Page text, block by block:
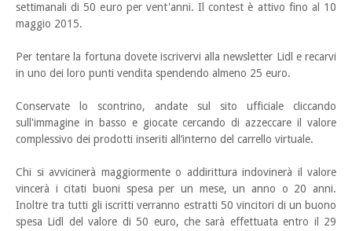
settimanali di 50 euro per vent'anni. Il contest è attivo fino al 10
maggio 2015.
Per tentare la fortuna dovete iscrivervi alla newsletter Lidl e recarvi
in uno dei loro punti vendita spendendo almeno 25 euro.
Conservate lo scontrino, andate sul sito ufficiale cliccando
sull'immagine in basso e giocate cercando di azzeccare il valore
complessivo dei prodotti inseriti all’interno del carrello virtuale.
Chi si avvicinerà maggiormente o addirittura indovinerà il valore
vincerà i citati buoni spesa per un mese, un anno o 20 anni.
Inoltre tra tutti gli iscritti verranno estratti 50 vincitori di un buono
spesa Lidl del valore di 50 euro, che sarà effettuata entro il 29